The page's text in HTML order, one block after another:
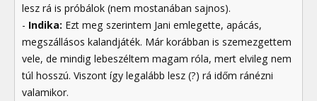
lesz rá is próbálok (nem mostanában sajnos).
- Indika: Ezt meg szerintem Jani emlegette, apácás,
megszállásos kalandjáték. Már korábban is szemezgettem
vele, de mindig lebeszéltem magam róla, mert elvileg nem
túl hosszú. Viszont így legalább lesz (?) rá időm ránézni
valamikor.